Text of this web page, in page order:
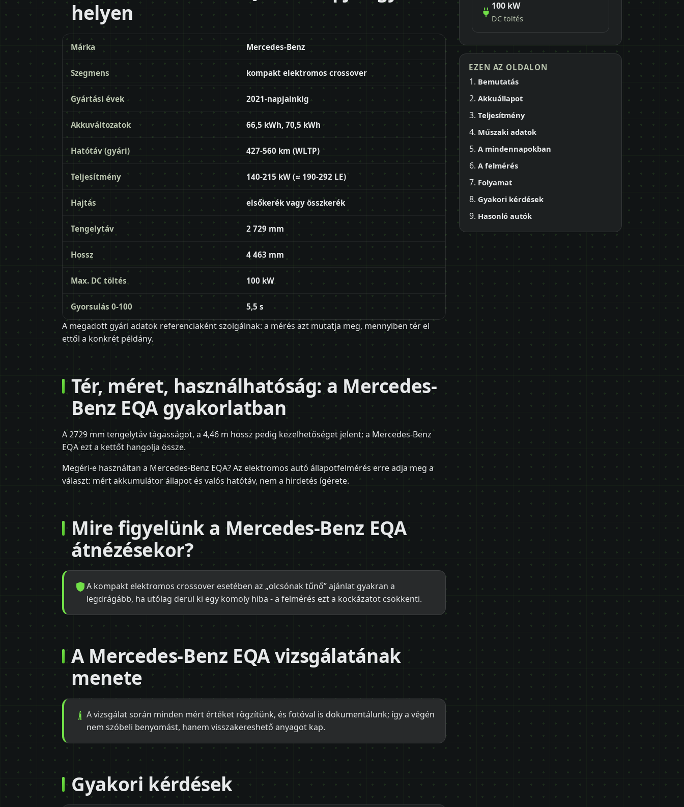
helyen
Márka Mercedes-Benz
Szegmens kompakt elektromos crossover
Gyártási évek 2021-napjainkig
Akkuváltozatok 66,5 kWh, 70,5 kWh
Hatótáv (gyári) 427-560 km (WLTP)
Teljesítmény 140-215 kW (≈ 190-292 LE)
Hajtás elsőkerék vagy összkerék
Tengelytáv 2 729 mm
Hossz 4 463 mm
Max. DC töltés 100 kW
Gyorsulás 0-100 5,5 s
A megadott gyári adatok referenciaként szolgálnak: a mérés azt mutatja meg, mennyiben tér el
ettől a konkrét példány.
Tér, méret, használhatóság: a Mercedes-
Benz EQA gyakorlatban
A 2729 mm tengelytáv tágasságot, a 4,46 m hossz pedig kezelhetőséget jelent; a Mercedes-Benz
EQA ezt a kettőt hangolja össze.
Megéri-e használtan a Mercedes-Benz EQA? Az elektromos autó állapotfelmérés erre adja meg a
választ: mért akkumulátor állapot és valós hatótáv, nem a hirdetés ígérete.
Mire figyelünk a Mercedes-Benz EQA
átnézésekor?
A kompakt elektromos crossover esetében az „olcsónak tűnő” ajánlat gyakran a
legdrágább, ha utólag derül ki egy komoly hiba - a felmérés ezt a kockázatot csökkenti.
A Mercedes-Benz EQA vizsgálatának
menete
A vizsgálat során minden mért értéket rögzítünk, és fotóval is dokumentálunk; így a végén
nem szóbeli benyomást, hanem visszakereshető anyagot kap.
Gyakori kérdések
100 kW
DC töltés
EZEN AZ OLDALON
Bemutatás
Akkuállapot
Teljesítmény
Műszaki adatok
A mindennapokban
A felmérés
Folyamat
Gyakori kérdések
Hasonló autók